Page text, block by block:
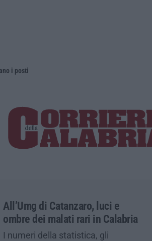
i posti
All’Umg di Catanzaro, luci e
ombre dei malati rari in Calabria
I numeri della statistica, gli